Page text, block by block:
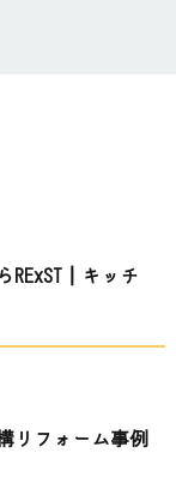
RExST｜キッチ
リフォーム事例